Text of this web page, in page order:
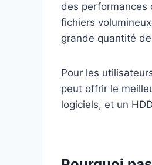
des performances
fichiers
grande quantité
Pour les
peut offrir le
logiciels, et un